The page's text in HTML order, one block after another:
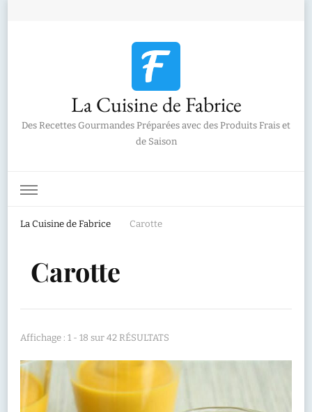
La Cuisine de Fabrice
Des Recettes Gourmandes Préparées avec des Produits Frais et
de Saison
La Cuisine de Fabrice Carotte
Carotte
Affichage : 1 - 18 sur 42 RÉSULTATS